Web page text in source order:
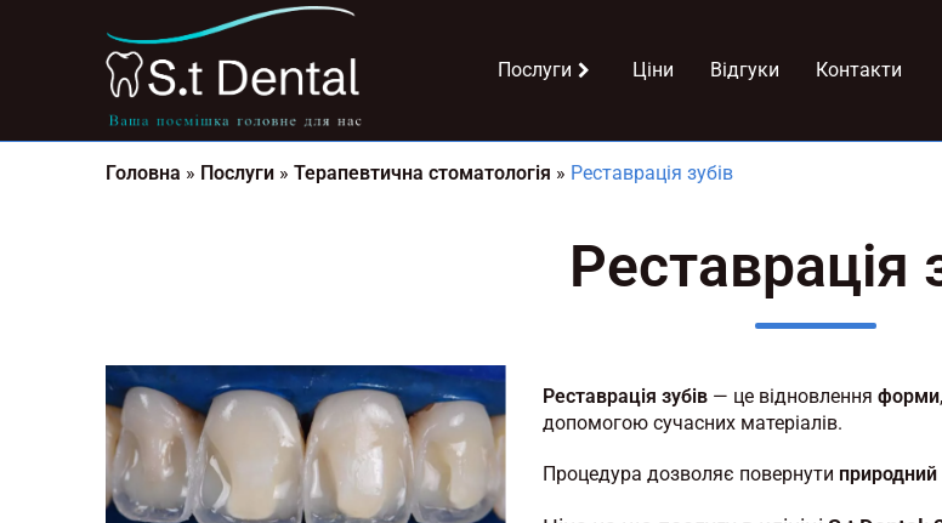
Послуги Ціни Відгуки Контакти
Головна » Послуги » Терапевтична стоматологія » Реставрація зубів
Реставрація
Реставрація зубів — це відновлення форми,
допомогою сучасних матеріалів.
Процедура дозволяє повернути природний